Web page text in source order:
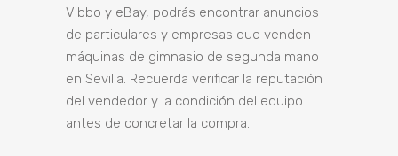
Vibbo y eBay, podrás encontrar anuncios
de particulares y empresas que venden
máquinas de gimnasio de segunda mano
en Sevilla. Recuerda verificar la reputación
del vendedor y la condición del equipo
antes de concretar la compra.